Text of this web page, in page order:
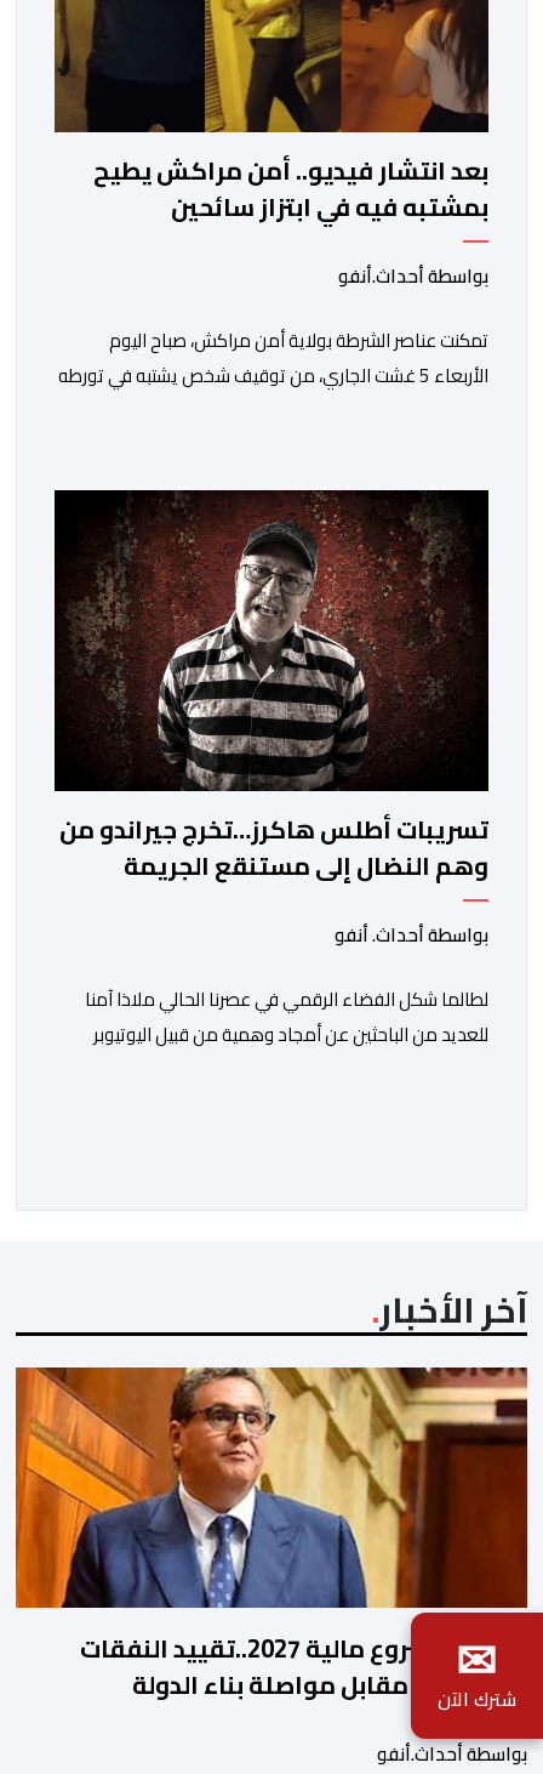
بعد انتشار فيديو.. أمن مراكش يطيح
بمشتبه فيه في ابتزاز سائحين
بواسطة أحداث.أنفو
تمكنت عناصر الشرطة بولاية أمن مراكش، صباح اليوم
الأربعاء 5 غشت الجاري، من توقيف شخص يشتبه في تورطه
بالمدينة العتيقة بمراكش، وطالبهما بمبلغ مالي غير مستحق
بدعوى ممارسة نشاط مرتبط بالإرشاد السياحي بدون رخصة،
وهي الأفعال الإجرامية التي […]
تسريبات أطلس هاكرز…تخرج جيراندو من
وهم النضال إلى مستنقع الجريمة
المنظمة
بواسطة أحداث. أنفو
لطالما شكل الفضاء الرقمي في عصرنا الحالي ملاذا آمنا
للعديد من الباحثين عن أمجاد وهمية من قبيل اليوتيوبر
يقتات على استعطاف الجماهير ودغدغة […]
آخر الأخبار
ملامح مشروع مالية 2027..تقييد النفقات
والتوظيف مقابل مواصلة بناء الدولة
الاجتماعية والاستثمار
بواسطة أحداث.أنفو
✉
شترك الآن